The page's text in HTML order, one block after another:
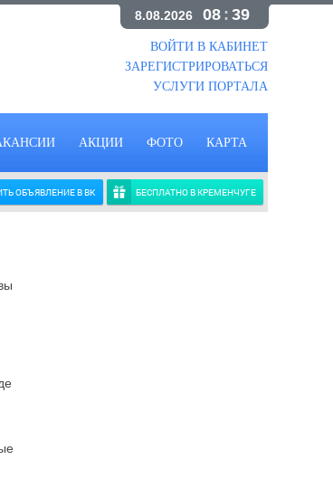
8.08.2026 08 : 39
ВОЙТИ В КАБИНЕТ
ЗАРЕГИСТРИРОВАТЬСЯ
УСЛУГИ ПОРТАЛА
АКЦИИ ФОТО КАРТА
ОБЪЯВЛЕНИЕ В ВК БЕСПЛАТНО В КРЕМЕНЧУГЕ